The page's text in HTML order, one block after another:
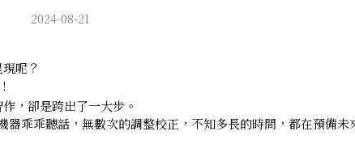
2024-08-21
呢？
，卻是跨出了一大步。
乖乖聽話，無數次的調整校正，不知多長的時間，都在預備未